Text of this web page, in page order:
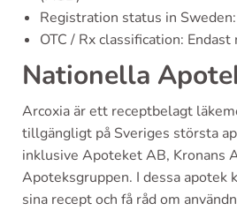
Registration status in
OTC / Rx classification:
Nationella
Arcoxia är ett receptbelagt
tillgängligt på Sveriges största
inklusive Apoteket AB, Kronans
Apoteksgruppen. I dessa apotek
sina recept och få råd om